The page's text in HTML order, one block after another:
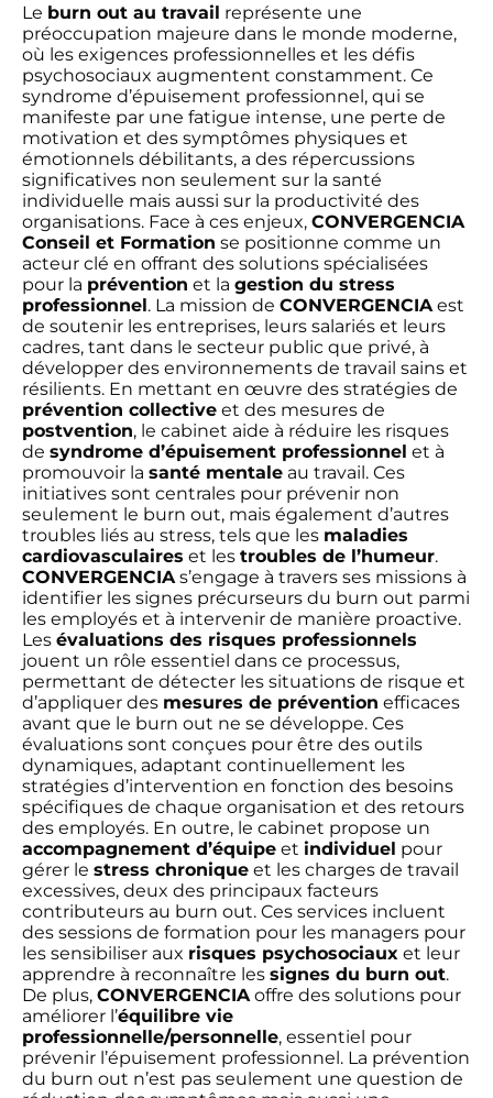
Le burn out au travail représente une
préoccupation majeure dans le monde moderne,
où les exigences professionnelles et les défis
psychosociaux augmentent constamment. Ce
syndrome d’épuisement professionnel, qui se
manifeste par une fatigue intense, une perte de
motivation et des symptômes physiques et
émotionnels débilitants, a des répercussions
significatives non seulement sur la santé
individuelle mais aussi sur la productivité des
organisations. Face à ces enjeux, CONVERGENCIA
Conseil et Formation se positionne comme un
acteur clé en offrant des solutions spécialisées
pour la prévention et la gestion du stress
professionnel. La mission de CONVERGENCIA est
de soutenir les entreprises, leurs salariés et leurs
cadres, tant dans le secteur public que privé, à
développer des environnements de travail sains et
résilients. En mettant en œuvre des stratégies de
prévention collective et des mesures de
postvention, le cabinet aide à réduire les risques
de syndrome d’épuisement professionnel et à
promouvoir la santé mentale au travail. Ces
initiatives sont centrales pour prévenir non
seulement le burn out, mais également d’autres
troubles liés au stress, tels que les maladies
cardiovasculaires et les troubles de l’humeur.
CONVERGENCIA s’engage à travers ses missions à
identifier les signes précurseurs du burn out parmi
les employés et à intervenir de manière proactive.
Les évaluations des risques professionnels
jouent un rôle essentiel dans ce processus,
permettant de détecter les situations de risque et
d’appliquer des mesures de prévention efficaces
avant que le burn out ne se développe. Ces
évaluations sont conçues pour être des outils
dynamiques, adaptant continuellement les
stratégies d’intervention en fonction des besoins
spécifiques de chaque organisation et des retours
des employés. En outre, le cabinet propose un
accompagnement d’équipe et individuel pour
gérer le stress chronique et les charges de travail
excessives, deux des principaux facteurs
contributeurs au burn out. Ces services incluent
des sessions de formation pour les managers pour
les sensibiliser aux risques psychosociaux et leur
apprendre à reconnaître les signes du burn out.
De plus, CONVERGENCIA offre des solutions pour
améliorer l’équilibre vie
professionnelle/personnelle, essentiel pour
prévenir l’épuisement professionnel. La prévention
du burn out n’est pas seulement une question de